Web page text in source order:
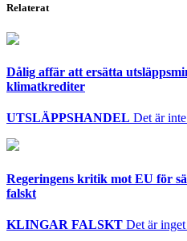
Relaterat
Dålig affär att ersätta
klimatkrediter
UTSLÄPPSHANDEL Det är
Regeringens kritik mot EU för
falskt
KLINGAR FALSKT Det är